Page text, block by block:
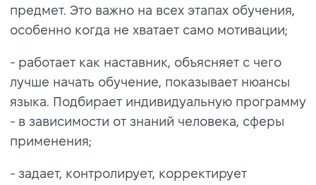
предмет. Это важно на всех этапах обучения,
особенно когда не хватает само мотивации;
- работает как наставник, объясняет с чего
лучше начать обучение, показывает нюансы
языка. Подбирает индивидуальную программу
- в зависимости от знаний человека, сферы
применения;
- задает, контролирует, корректирует